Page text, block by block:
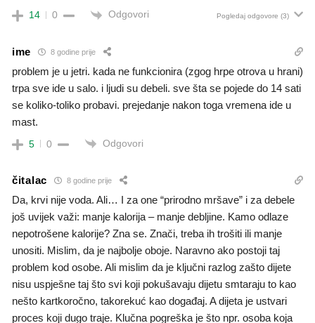
14 0 Odgovori Pogledaj odgovore (3)
ime 8 godine prije
problem je u jetri. kada ne funkcionira (zgog hrpe otrova u hrani)
trpa sve ide u salo. i ljudi su debeli. sve šta se pojede do 14 sati
se koliko-toliko probavi. prejedanje nakon toga vremena ide u
mast.
5 0 Odgovori
čitalac 8 godine prije
Da, krvi nije voda. Ali… I za one “prirodno mršave” i za debele
još uvijek važi: manje kalorija – manje debljine. Kamo odlaze
nepotrošene kalorije? Zna se. Znači, treba ih trošiti ili manje
unositi. Mislim, da je najbolje oboje. Naravno ako postoji taj
problem kod osobe. Ali mislim da je ključni razlog zašto dijete
nisu uspješne taj što svi koji pokušavaju dijetu smtaraju to kao
nešto kartkoročno, takorekuć kao događaj. A dijeta je ustvari
proces koji dugo traje. Klučna pogreška je što npr. osoba koja